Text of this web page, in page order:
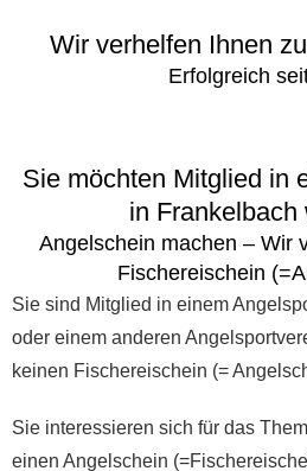
Wir verhelfen Ihnen
Erfolgreich
Sie möchten Mitglied in
in Frankelbach
Angelschein machen – Wir
Fischereischein
Sie sind Mitglied in einem
oder einem anderen
keinen Fischereischein (=
Sie interessieren sich für das
einen Angelschein